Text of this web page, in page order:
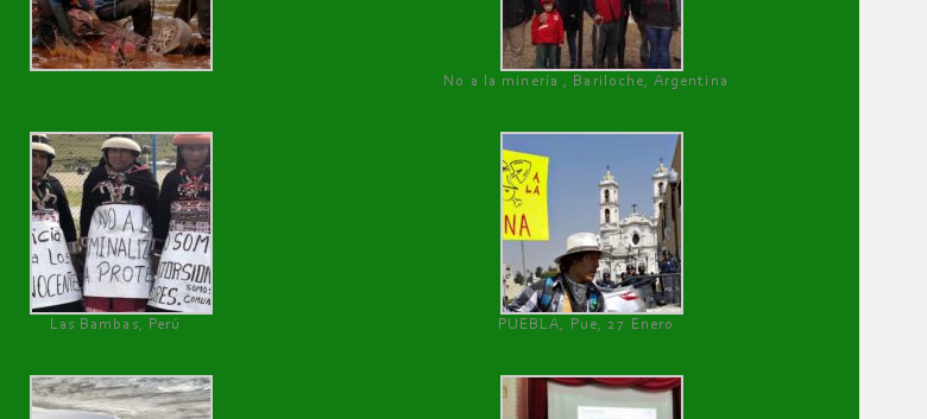
No a la minería , Bariloche, Argentina
Las Bambas, Perú PUEBLA, Pue, 27 Enero